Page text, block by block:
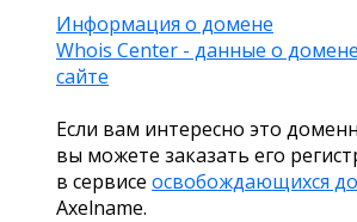
Информация о домене
Whois Center - данные о
сайте
Если вам интересно это
вы можете заказать его
в сервисе освобождающихся
Axelname.